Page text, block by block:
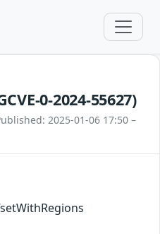
0-2024-55627)
2025-01-06 17:50 –